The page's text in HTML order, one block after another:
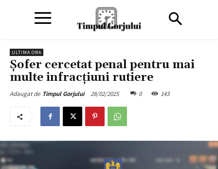
ULTIMA ORA
Șofer cercetat penal pentru mai
multe infracțiuni rutiere
Adaugat de Timpul Gorjului 28/02/2025 0 143